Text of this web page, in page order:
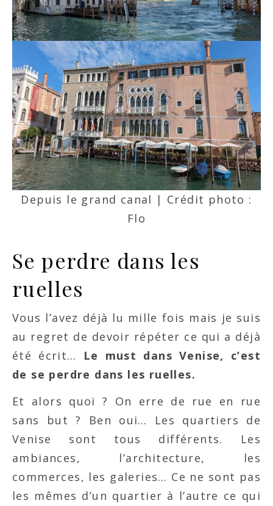
Depuis le grand canal | Crédit photo :
Flo
Se perdre dans les
ruelles
Vous l’avez déjà lu mille fois mais je suis
au regret de devoir répéter ce qui a déjà
été écrit… Le must dans Venise, c’est
de se perdre dans les ruelles.
Et alors quoi ? On erre de rue en rue
sans but ? Ben oui… Les quartiers de
Venise sont tous différents. Les
ambiances, l’architecture, les
commerces, les galeries… Ce ne sont pas
les mêmes d’un quartier à l’autre ce qui